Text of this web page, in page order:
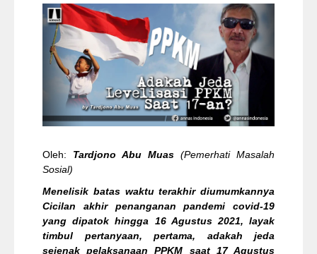
Kontak
Oleh: Tardjono Abu Muas (Pemerhati Masalah
Sosial)
Menelisik batas waktu terakhir diumumkannya
Cicilan akhir penanganan pandemi covid-19
yang dipatok hingga 16 Agustus 2021, layak
timbul pertanyaan, pertama, adakah jeda
sejenak pelaksanaan PPKM saat 17 Agustus